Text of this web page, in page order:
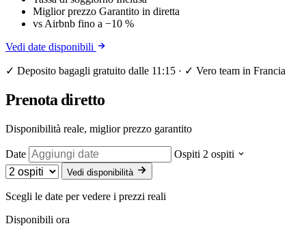
Miglior prezzo Garantito in diretta
vs Airbnb fino a −10 %
Vedi date disponibili
✓ Deposito bagagli gratuito dalle 11:15 · ✓ Vero team in Francia
Prenota diretto
Disponibilità reale, miglior prezzo garantito
Date Ospiti 2 ospiti
Vedi disponibilità
Scegli le date per vedere i prezzi reali
Disponibili ora